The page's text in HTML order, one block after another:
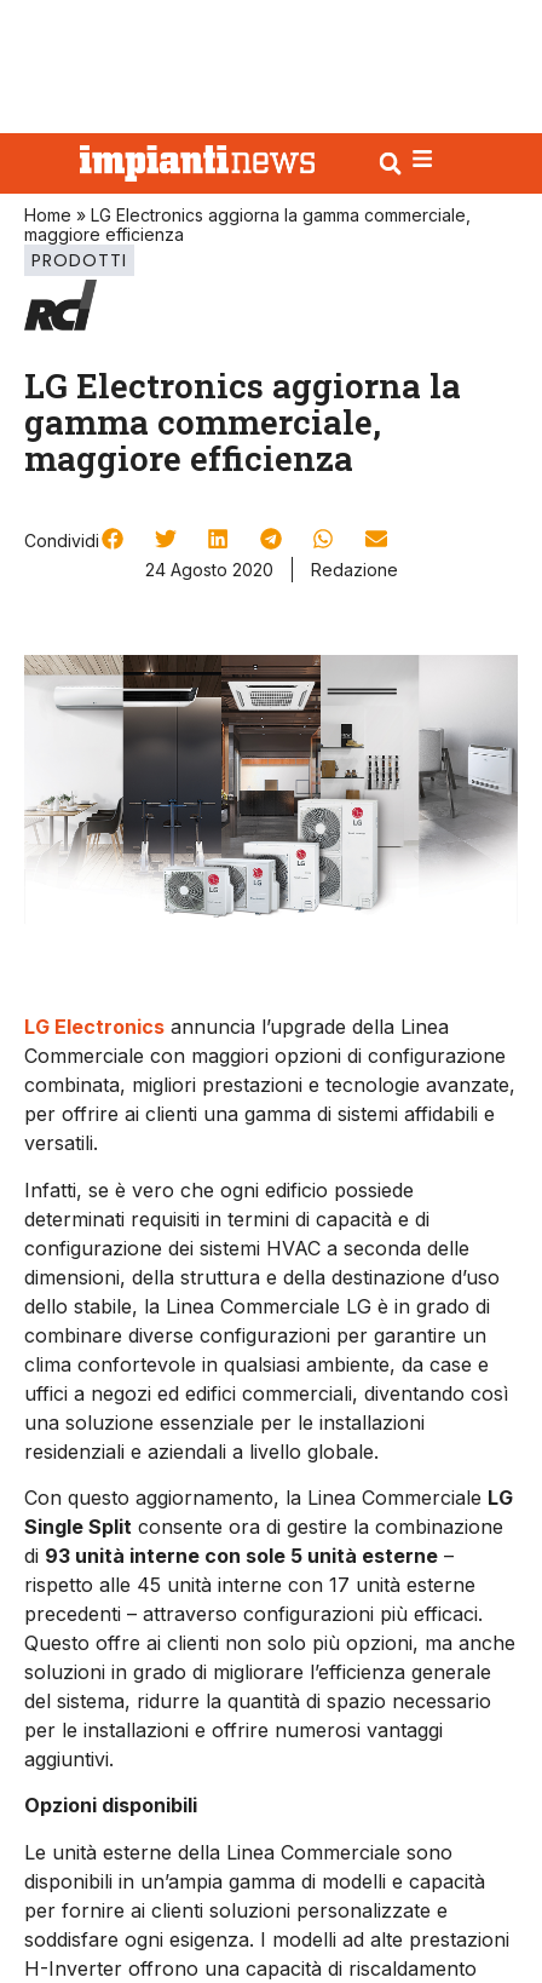
Home » LG Electronics aggiorna la gamma commerciale,
maggiore efficienza
PRODOTTI
LG Electronics aggiorna la
gamma commerciale,
maggiore efficienza
Condividi
24 Agosto 2020
Redazione
LG Electronics annuncia l’upgrade della Linea
Commerciale con maggiori opzioni di configurazione
combinata, migliori prestazioni e tecnologie avanzate,
per offrire ai clienti una gamma di sistemi affidabili e
versatili.
Infatti, se è vero che ogni edificio possiede
determinati requisiti in termini di capacità e di
configurazione dei sistemi HVAC a seconda delle
dimensioni, della struttura e della destinazione d’uso
dello stabile, la Linea Commerciale LG è in grado di
combinare diverse configurazioni per garantire un
clima confortevole in qualsiasi ambiente, da case e
uffici a negozi ed edifici commerciali, diventando così
una soluzione essenziale per le installazioni
residenziali e aziendali a livello globale.
Con questo aggiornamento, la Linea Commerciale LG
Single Split consente ora di gestire la combinazione
di 93 unità interne con sole 5 unità esterne –
rispetto alle 45 unità interne con 17 unità esterne
precedenti – attraverso configurazioni più efficaci.
Questo offre ai clienti non solo più opzioni, ma anche
soluzioni in grado di migliorare l’efficienza generale
del sistema, ridurre la quantità di spazio necessario
per le installazioni e offrire numerosi vantaggi
aggiuntivi.
Opzioni disponibili
Le unità esterne della Linea Commerciale sono
disponibili in un’ampia gamma di modelli e capacità
per fornire ai clienti soluzioni personalizzate e
soddisfare ogni esigenza. I modelli ad alte prestazioni
H-Inverter offrono una capacità di riscaldamento